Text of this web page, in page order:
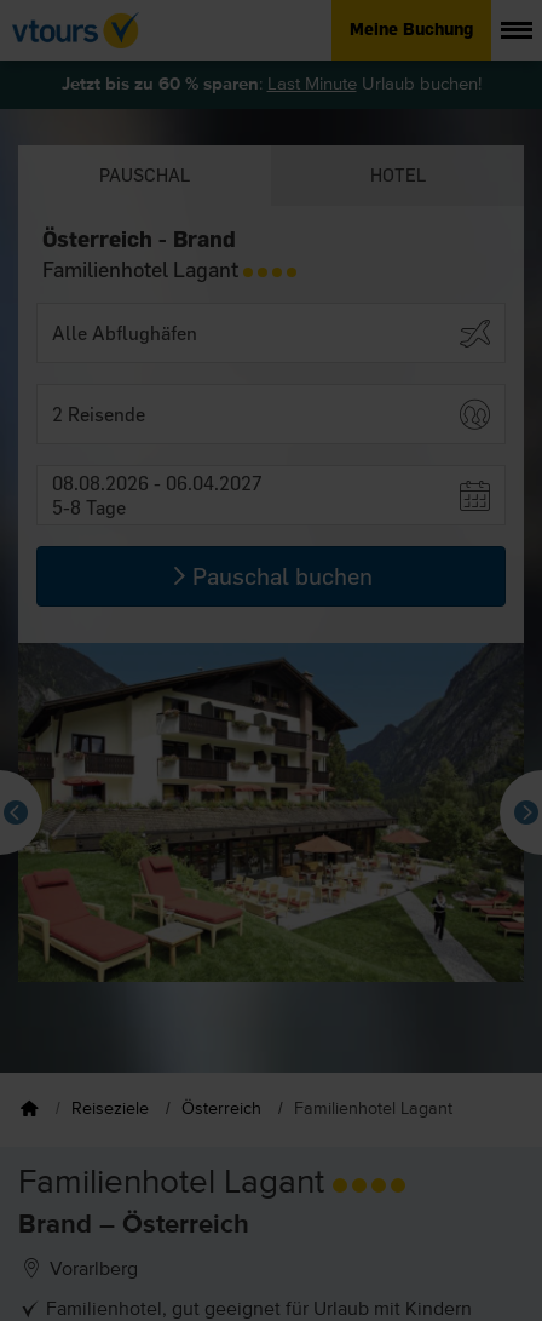
Meine Buchung
Jetzt bis zu 60 % sparen: Last MinuteUrlaub buchen!
PAUSCHAL HOTEL
Österreich - Brand
Familienhotel Lagant
2 Reisende
08.08.2026 - 06.04.2027
5-8 Tage
Pauschal buchen
Reiseziele Österreich Familienhotel Lagant
Familienhotel Lagant
Brand – Österreich
Vorarlberg
Familienhotel, gut geeignet für Urlaub mit Kindern